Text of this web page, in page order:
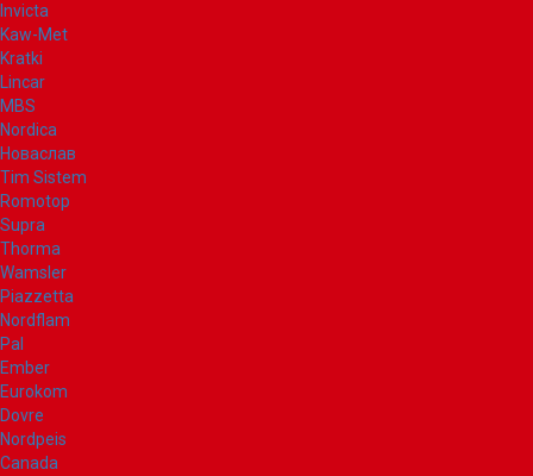
Invicta
Kaw-Met
Kratki
Lincar
MBS
Nordica
Новаслав
Tim Sistem
Romotop
Supra
Thorma
Wamsler
Piazzetta
Nordflam
Pal
Ember
Eurokom
Dovre
Nordpeis
Canada